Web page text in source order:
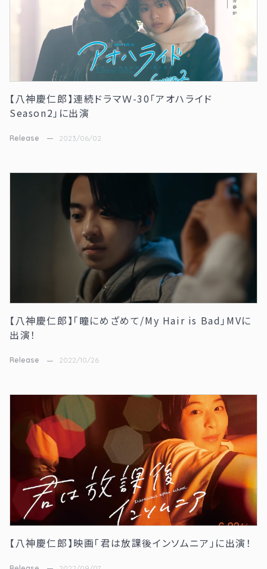
【八神慶仁郎】連続ドラマＷ-30「アオハライド
Season2」に出演
Release 2023/06/02
【八神慶仁郎】「瞳にめざめて/My Hair is Bad」MVに
出演！
Release 2022/10/26
【八神慶仁郎】映画「君は放課後インソムニア」に出演！